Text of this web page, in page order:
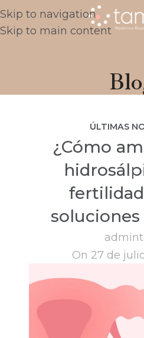
Skip to navigation
Skip to main content
ÚLTIMAS
¿Cómo
soluciones
On 27 de